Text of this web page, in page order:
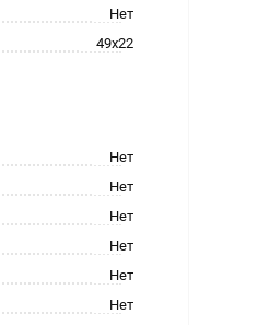
Нет
49x22
Нет
Нет
Нет
Нет
Нет
Нет